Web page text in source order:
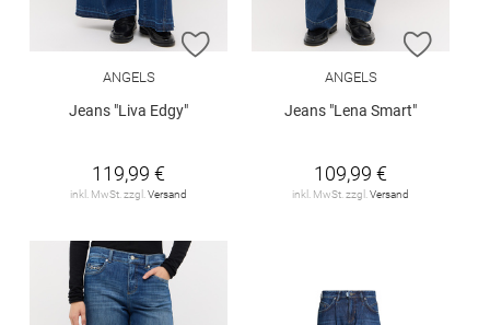
ZUR WUNSCHLISTE HINZUFÜGEN
ANGELS
Jeans "Liva Edgy"
119,99 €
inkl. MwSt. zzgl. Versand
ZUR
ANGELS
Jeans "Lena Smart"
109,99 €
inkl. MwSt. zzgl. Versand